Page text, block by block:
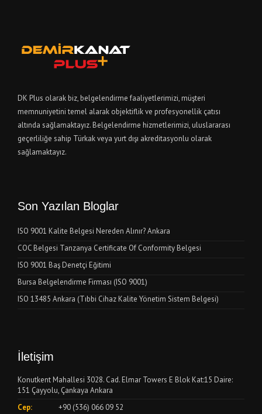
DK Plus olarak biz, belgelendirme faaliyetlerimizi, müşteri
memnuniyetini temel alarak objektiflik ve profesyonellik çatısı
altında sağlamaktayız. Belgelendirme hizmetlerimizi, uluslararası
geçerliliğe sahip Türkak veya yurt dışı akreditasyonlu olarak
sağlamaktayız.
Son Yazılan Bloglar
ISO 9001 Kalite Belgesi Nereden Alınır? Ankara
COC Belgesi Tanzanya Certificate Of Conformity Belgesi
ISO 9001 Baş Denetçi Eğitimi
Bursa Belgelendirme Firması (ISO 9001)
ISO 13485 Ankara (Tıbbi Cihaz Kalite Yönetim Sistem Belgesi)
İletişim
Konutkent Mahallesi 3028. Cad. Elmar Towers E Blok Kat:15 Daire:
151 Çayyolu, Çankaya Ankara
Cep:
+90 (536) 066 09 52